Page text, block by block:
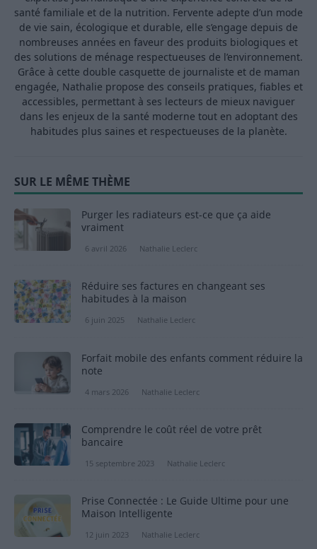
santé familiale et de la nutrition. Fervente adepte d’un mode
de vie sain, écologique et durable, elle s’engage depuis de
nombreuses années en faveur des produits biologiques et
des solutions de ménage respectueuses de l’environnement.
Grâce à cette double casquette de journaliste et de maman
engagée, Nathalie propose des conseils pratiques, fiables et
accessibles, permettant à ses lecteurs de mieux naviguer
dans les enjeux de la santé moderne tout en adoptant des
habitudes plus saines et respectueuses de la planète.
SUR LE MÊME THÈME
Purger les radiateurs est-ce que ça aide
vraiment
6 avril 2026 Nathalie Leclerc
Réduire ses factures en changeant ses
habitudes à la maison
6 juin 2025 Nathalie Leclerc
Forfait mobile des enfants comment réduire la
note
4 mars 2026 Nathalie Leclerc
Comprendre le coût réel de votre prêt
bancaire
15 septembre 2023 Nathalie Leclerc
Prise Connectée : Le Guide Ultime pour une
Maison Intelligente
12 juin 2023 Nathalie Leclerc